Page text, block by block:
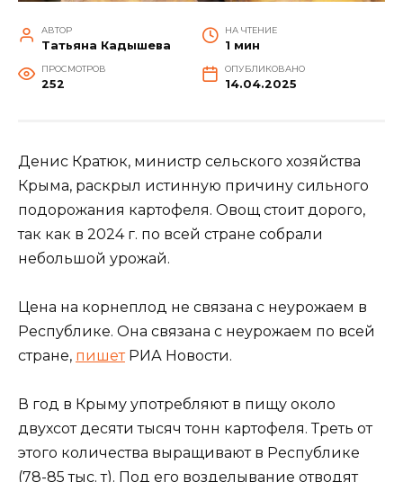
АВТОР
Татьяна Кадышева
НА ЧТЕНИЕ
1 мин
ПРОСМОТРОВ
252
ОПУБЛИКОВАНО
14.04.2025
Денис Кратюк, министр сельского хозяйства
Крыма, раскрыл истинную причину сильного
подорожания картофеля. Овощ стоит дорого,
так как в 2024 г. по всей стране собрали
небольшой урожай.
Цена на корнеплод не связана с неурожаем в
Республике. Она связана с неурожаем по всей
стране, пишетРИА Новости.
В год в Крыму употребляют в пищу около
двухсот десяти тысяч тонн картофеля. Треть от
этого количества выращивают в Республике
(78-85 тыс. т). Под его возделывание отводят